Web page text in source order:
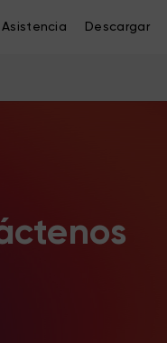
Asistencia Descargar